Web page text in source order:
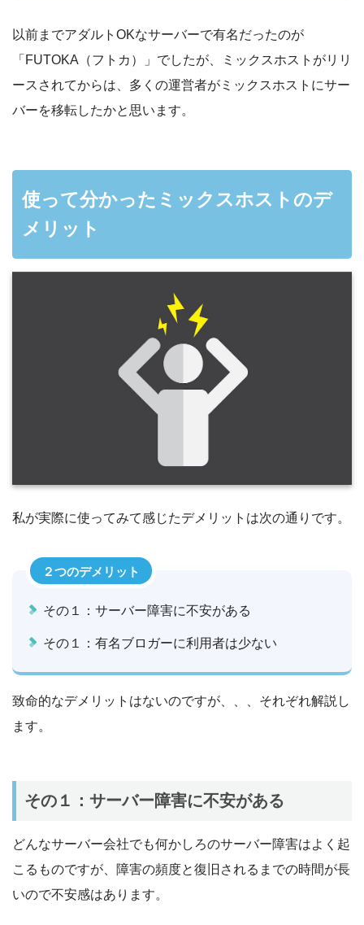
以前までアダルトOKなサーバーで有名だったのが
「FUTOKA（フトカ）」でしたが、ミックスホストがリリ
ースされてからは、多くの運営者がミックスホストにサー
バーを移転したかと思います。
使って分かったミックスホストのデ
メリット
私が実際に使ってみて感じたデメリットは次の通りです。
２つのデメリット
その１：サーバー障害に不安がある
その１：有名ブロガーに利用者は少ない
致命的なデメリットはないのですが、、、それぞれ解説し
ます。
その１：サーバー障害に不安がある
どんなサーバー会社でも何かしろのサーバー障害はよく起
こるものですが、障害の頻度と復旧されるまでの時間が長
いので不安感はあります。